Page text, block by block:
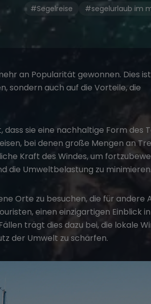
#Segelreise #segelurlaub im
an Popularität gewonnen. Dies
sondern auch auf die Vorteile, die
dass sie eine nachhaltige Form des
bei denen große Mengen an
Kraft des Windes, um
die Umweltbelastung zu minimieren.
Orte zu besuchen, die für andere
einen einzigartigen Einblick
trägt dies dazu bei, die lokale
der Umwelt zu schärfen.